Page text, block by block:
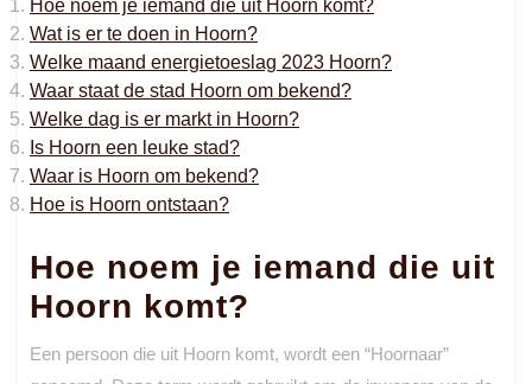
Hoe noem je iemand die uit Hoorn komt?
Wat is er te doen in Hoorn?
Welke maand energietoeslag 2023 Hoorn?
Waar staat de stad Hoorn om bekend?
Welke dag is er markt in Hoorn?
Is Hoorn een leuke stad?
Waar is Hoorn om bekend?
Hoe is Hoorn ontstaan?
Hoe noem je iemand die uit
Hoorn komt?
Een persoon die uit Hoorn komt, wordt een “Hoornaar”